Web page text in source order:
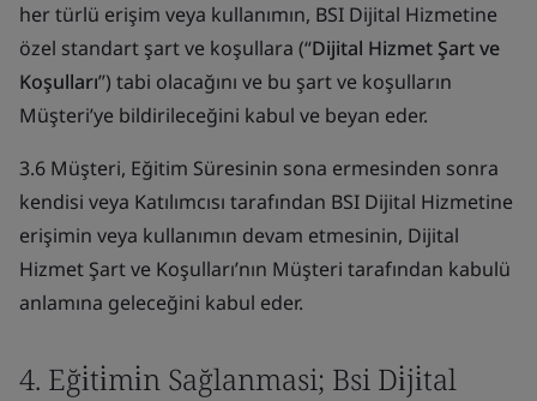
her türlü erişim veya kullanımın, BSI Dijital Hizmetine
özel standart şart ve koşullara (“Dijital Hizmet Şart ve
Koşulları”) tabi olacağını ve bu şart ve koşulların
Müşteri’ye bildirileceğini kabul ve beyan eder.
3.6 Müşteri, Eğitim Süresinin sona ermesinden sonra
kendisi veya Katılımcısı tarafından BSI Dijital Hizmetine
erişimin veya kullanımın devam etmesinin, Dijital
Hizmet Şart ve Koşulları’nın Müşteri tarafından kabulü
anlamına geleceğini kabul eder.
4. Eği̇ti̇mi̇n Sağlanmasi; Bsi Di̇ji̇tal